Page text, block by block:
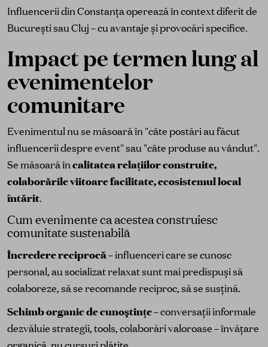
Influencerii din Constanța operează în context diferit de
București sau Cluj – cu avantaje și provocări specifice.
Impact pe termen lung al
evenimentelor
comunitare
Evenimentul nu se măsoară în "câte postări au făcut
influencerii despre event" sau "câte produse au vândut".
Se măsoară încalitatea relațiilor construite,
colaborările viitoare facilitate, ecosistemul local
întărit.
Cum evenimente ca acestea construiesc
comunitate sustenabilă
Încredere reciprocă– influenceri care se cunosc
personal, au socializat relaxat sunt mai predispuși să
colaboreze, să se recomande reciproc, să se susțină.
Schimb organic de cunoștințe– conversații informale
dezvăluie strategii, tools, colaborări valoroase – învățare